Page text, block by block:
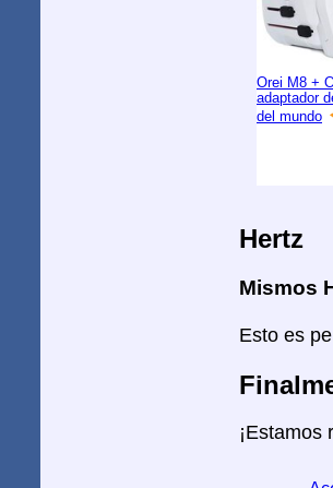
Orei M8 +
adaptador
del mundo
Hertz
Mismos
Esto es